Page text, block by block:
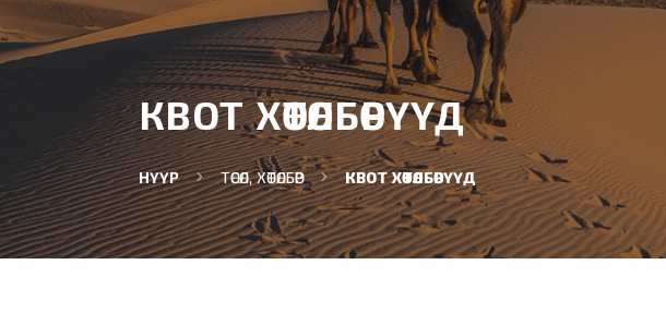
КВОТ ХӨТӨЛБӨРҮҮД
НҮҮР ТӨСӨЛ, ХӨТӨЛБӨР КВОТ ХӨТӨЛБӨРҮҮД